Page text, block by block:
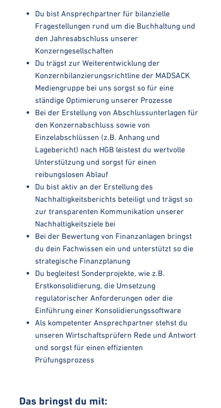
Du bist Ansprechpartner für bilanzielle
Fragestellungen rund um die Buchhaltung und
den Jahresabschluss unserer
Konzerngesellschaften
Du trägst zur Weiterentwicklung der
Konzernbilanzierungsrichtline der MADSACK
Mediengruppe bei uns sorgst so für eine
ständige Optimierung unserer Prozesse
Bei der Erstellung von Abschlussunterlagen für
den Konzernabschluss sowie von
Einzelabschlüssen (z.B. Anhang und
Lagebericht) nach HGB leistest du wertvolle
Unterstützung und sorgst für einen
reibungslosen Ablauf
Du bist aktiv an der Erstellung des
Nachhaltigkeitsberichts beteiligt und trägst so
zur transparenten Kommunikation unserer
Nachhaltigkeitsziele bei
Bei der Bewertung von Finanzanlagen bringst
du dein Fachwissen ein und unterstützt so die
strategische Finanzplanung
Du begleitest Sonderprojekte, wie z.B.
Erstkonsolidierung, die Umsetzung
regulatorischer Anforderungen oder die
Einführung einer Konsolidierungssoftware
Als kompetenter Ansprechpartner stehst du
unseren Wirtschaftsprüfern Rede und Antwort
und sorgst für einen effizienten
Prüfungsprozess
Das bringst du mit: